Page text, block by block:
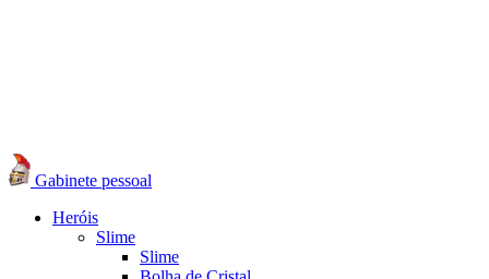
Gabinete pessoal
Heróis
Slime
Slime